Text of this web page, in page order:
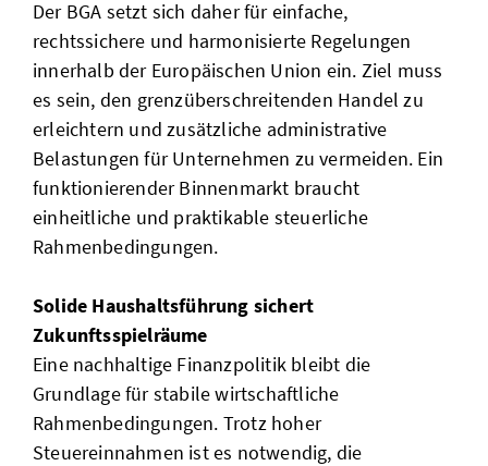
Der BGA setzt sich daher für einfache,
rechtssichere und harmonisierte Regelungen
innerhalb der Europäischen Union ein. Ziel muss
es sein, den grenzüberschreitenden Handel zu
erleichtern und zusätzliche administrative
Belastungen für Unternehmen zu vermeiden. Ein
funktionierender Binnenmarkt braucht
einheitliche und praktikable steuerliche
Rahmenbedingungen.
Solide Haushaltsführung sichert
Zukunftsspielräume
Eine nachhaltige Finanzpolitik bleibt die
Grundlage für stabile wirtschaftliche
Rahmenbedingungen. Trotz hoher
Steuereinnahmen ist es notwendig, die